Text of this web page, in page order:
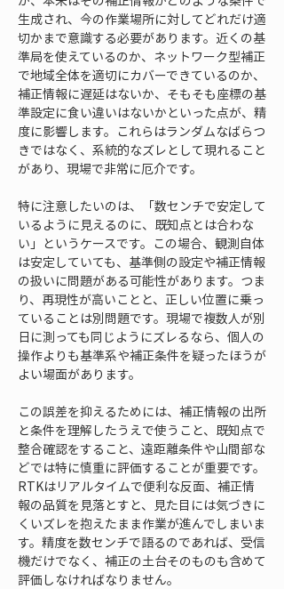
生成され、今の作業場所に対してどれだけ適
切かまで意識する必要があります。近くの基
準局を使えているのか、ネットワーク型補正
で地域全体を適切にカバーできているのか、
補正情報に遅延はないか、そもそも座標の基
準設定に食い違いはないかといった点が、精
度に影響します。これらはランダムなばらつ
きではなく、系統的なズレとして現れること
があり、現場で非常に厄介です。
特に注意したいのは、「数センチで安定して
いるように見えるのに、既知点とは合わな
い」というケースです。この場合、観測自体
は安定していても、基準側の設定や補正情報
の扱いに問題がある可能性があります。つま
り、再現性が高いことと、正しい位置に乗っ
ていることは別問題です。現場で複数人が別
日に測っても同じようにズレるなら、個人の
操作よりも基準系や補正条件を疑ったほうが
よい場面があります。
この誤差を抑えるためには、補正情報の出所
と条件を理解したうえで使うこと、既知点で
整合確認をすること、遠距離条件や山間部な
どでは特に慎重に評価することが重要です。
RTKはリアルタイムで便利な反面、補正情
報の品質を見落とすと、見た目には気づきに
くいズレを抱えたまま作業が進んでしまいま
す。精度を数センチで語るのであれば、受信
機だけでなく、補正の土台そのものも含めて
評価しなければなりません。